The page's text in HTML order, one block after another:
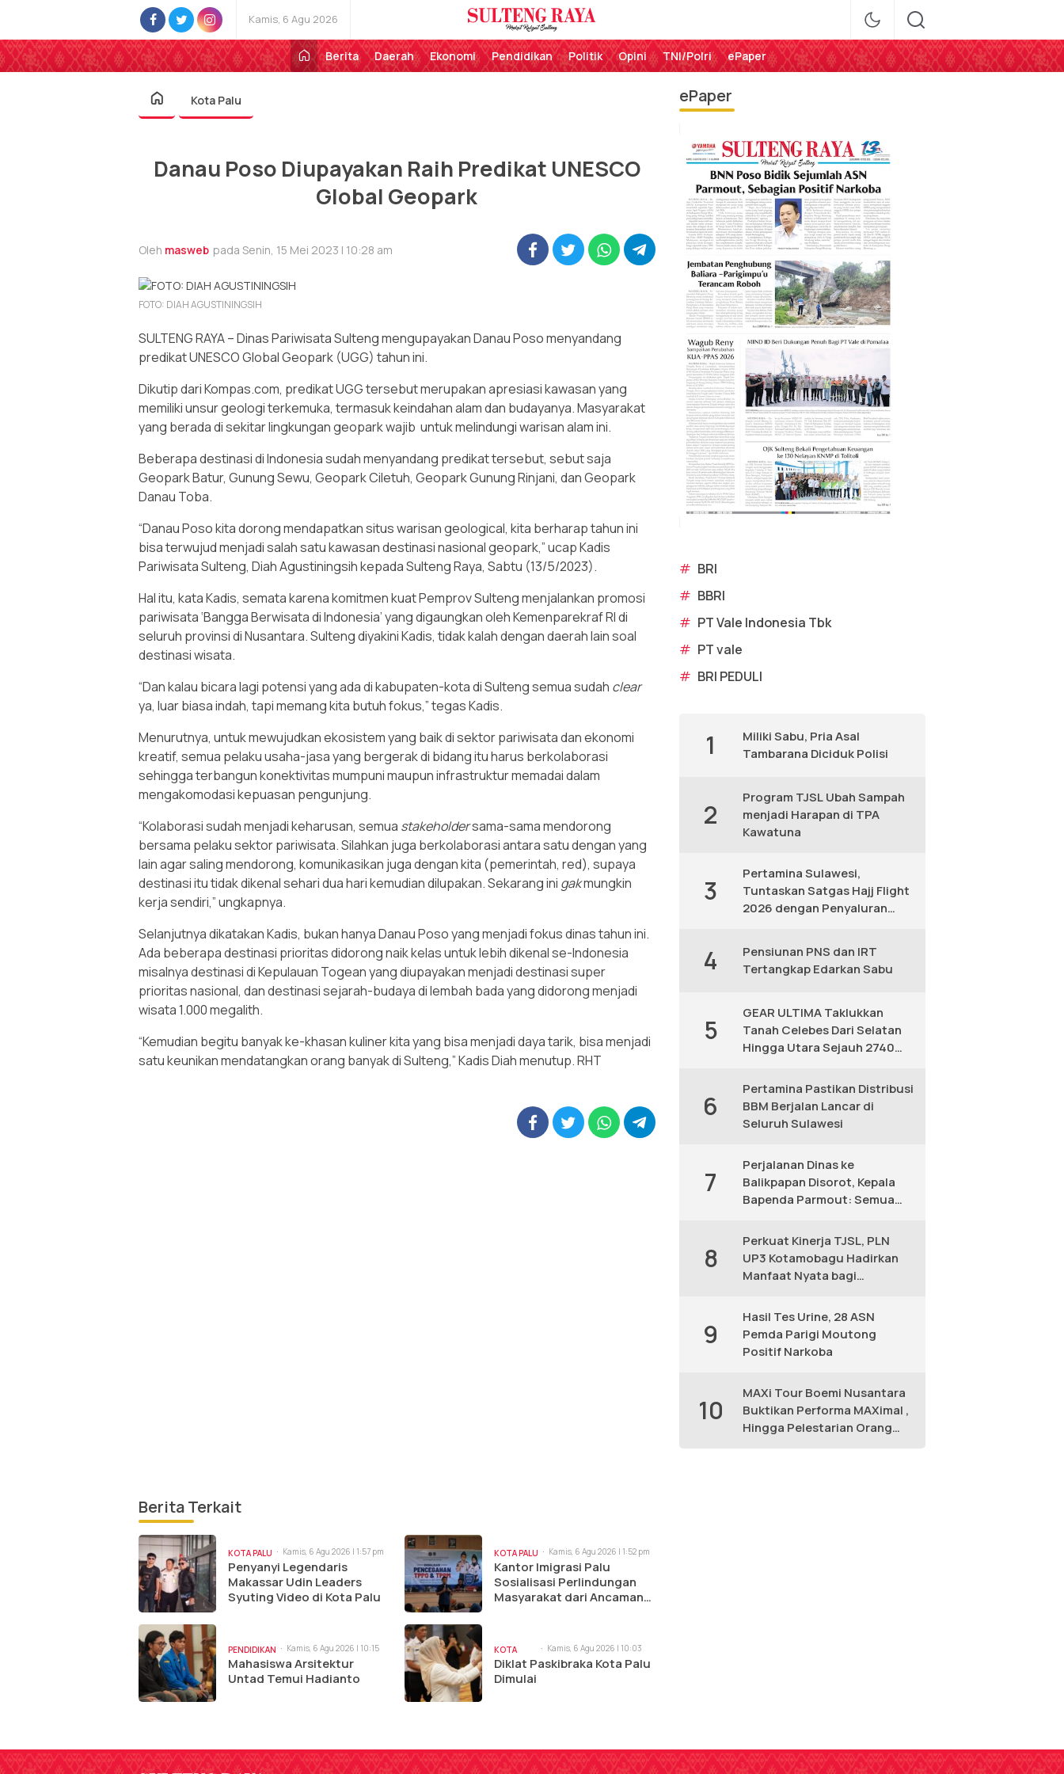
Kamis, 6 Agu 2026
Sulteng Raya
Perekat Rakyat Sulteng
Berita
Daerah Ekonomi Pendidikan Politik Opini TNI/Polri ePaper
Kota Palu
Danau Poso Diupayakan Raih Predikat UNESCO
Global Geopark
Oleh masweb pada Senin, 15 Mei 2023 | 10:28 am
FOTO: DIAH AGUSTININGSIH
SULTENG RAYA – Dinas Pariwisata Sulteng mengupayakan Danau Poso menyandang
predikat UNESCO Global Geopark (UGG) tahun ini.
Dikutip dari Kompas.com, predikat UGG tersebut merupakan apresiasi kawasan yang
memiliki unsur geologi terkemuka, termasuk keindahan alam dan budayanya. Masyarakat
yang berada di sekitar lingkungan geopark wajib untuk melindungi warisan alam ini.
Beberapa destinasi di Indonesia sudah menyandang predikat tersebut, sebut saja
Geopark Batur, Gunung Sewu, Geopark Ciletuh, Geopark Gunung Rinjani, dan Geopark
Danau Toba.
“Danau Poso kita dorong mendapatkan situs warisan geological, kita berharap tahun ini
bisa terwujud menjadi salah satu kawasan destinasi nasional geopark,” ucap Kadis
Pariwisata Sulteng, Diah Agustiningsih kepada Sulteng Raya, Sabtu (13/5/2023).
Hal itu, kata Kadis, semata karena komitmen kuat Pemprov Sulteng menjalankan promosi
pariwisata ‘Bangga Berwisata di Indonesia’ yang digaungkan oleh Kemenparekraf RI di
seluruh provinsi di Nusantara. Sulteng diyakini Kadis, tidak kalah dengan daerah lain soal
destinasi wisata.
“Dan kalau bicara lagi potensi yang ada di kabupaten-kota di Sulteng semua sudah clear
ya, luar biasa indah, tapi memang kita butuh fokus,” tegas Kadis.
Menurutnya, untuk mewujudkan ekosistem yang baik di sektor pariwisata dan ekonomi
kreatif, semua pelaku usaha-jasa yang bergerak di bidang itu harus berkolaborasi
sehingga terbangun konektivitas mumpuni maupun infrastruktur memadai dalam
mengakomodasi kepuasan pengunjung.
“Kolaborasi sudah menjadi keharusan, semua stakeholdersama-sama mendorong
bersama pelaku sektor pariwisata. Silahkan juga berkolaborasi antara satu dengan yang
lain agar saling mendorong, komunikasikan juga dengan kita (pemerintah, red), supaya
destinasi itu tidak dikenal sehari dua hari kemudian dilupakan. Sekarang ini gakmungkin
kerja sendiri,” ungkapnya.
Selanjutnya dikatakan Kadis, bukan hanya Danau Poso yang menjadi fokus dinas tahun ini.
Ada beberapa destinasi prioritas didorong naik kelas untuk lebih dikenal se-Indonesia
misalnya destinasi di Kepulauan Togean yang diupayakan menjadi destinasi super
prioritas nasional, dan destinasi sejarah-budaya di lembah bada yang didorong menjadi
wisata 1.000 megalith.
“Kemudian begitu banyak ke-khasan kuliner kita yang bisa menjadi daya tarik, bisa menjadi
satu keunikan mendatangkan orang banyak di Sulteng,” Kadis Diah menutup. RHT
Berita Terkait
KOTA PALU Kamis, 6 Agu 2026 | 1:57 pm
Penyanyi Legendaris
Makassar Udin Leaders
Syuting Video di Kota Palu
KOTA PALU Kamis, 6 Agu 2026 | 1:52 pm
Kantor Imigrasi Palu
Sosialisasi Perlindungan
Masyarakat dari Ancaman
PENDIDIKAN
Kamis, 6 Agu 2026 | 10:15
am
Mahasiswa Arsitektur
Untad Temui Hadianto
KOTA
PALU
Kamis, 6 Agu 2026 | 10:03
am
Diklat Paskibraka Kota Palu
Dimulai
ePaper
# BRI
# BBRI
# PT Vale Indonesia Tbk
# PT vale
# BRI PEDULI
1
Miliki Sabu, Pria Asal
Tambarana Diciduk Polisi
2
Program TJSL Ubah Sampah
menjadi Harapan di TPA
Kawatuna
3
Pertamina Sulawesi,
Tuntaskan Satgas Hajj Flight
2026 dengan Penyaluran
4
Pensiunan PNS dan IRT
Tertangkap Edarkan Sabu
5
GEAR ULTIMA Taklukkan
Tanah Celebes Dari Selatan
Hingga Utara Sejauh 2740
6
Pertamina Pastikan Distribusi
BBM Berjalan Lancar di
Seluruh Sulawesi
7
Perjalanan Dinas ke
Balikpapan Disorot, Kepala
Bapenda Parmout: Semua
8
Perkuat Kinerja TJSL, PLN
UP3 Kotamobagu Hadirkan
Manfaat Nyata bagi
9
Hasil Tes Urine, 28 ASN
Pemda Parigi Moutong
Positif Narkoba
10
MAXi Tour Boemi Nusantara
Buktikan Performa MAXimal ,
Hingga Pelestarian Orang